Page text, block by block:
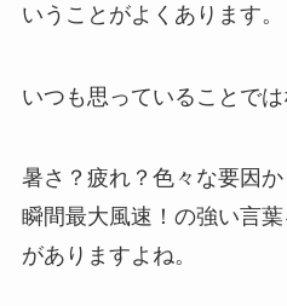
いうことがよくあります。
いつも思っていることでは
暑さ？疲れ？色々な要因か
瞬間最大風速！の強い言
がありますよね。